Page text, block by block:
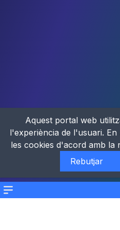
Menu
Aquest portal web
l'experiència de l'usuari.
les cookies d'acord amb la
Rebutjar